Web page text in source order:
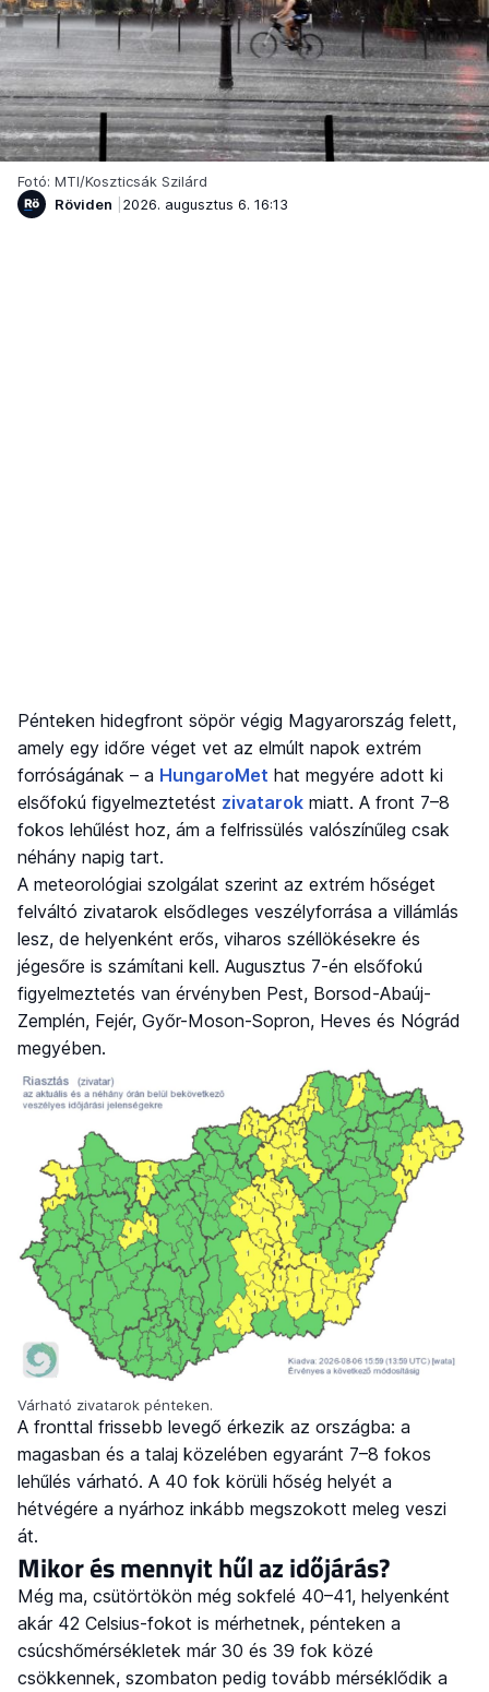
Fotó: MTI/Koszticsák Szilárd
Röviden
2026. augusztus 6. 16:13
Pénteken hidegfront söpör végig Magyarország felett,
amely egy időre véget vet az elmúlt napok extrém
forróságának – a HungaroMet hat megyére adott ki
elsőfokú figyelmeztetést zivatarok miatt. A front 7–8
fokos lehűlést hoz, ám a felfrissülés valószínűleg csak
néhány napig tart.
A meteorológiai szolgálat szerint az extrém hőséget
felváltó zivatarok elsődleges veszélyforrása a villámlás
lesz, de helyenként erős, viharos széllökésekre és
jégesőre is számítani kell. Augusztus 7-én elsőfokú
figyelmeztetés van érvényben Pest, Borsod-Abaúj-
Zemplén, Fejér, Győr-Moson-Sopron, Heves és Nógrád
megyében.
Várható zivatarok pénteken.
A fronttal frissebb levegő érkezik az országba: a
magasban és a talaj közelében egyaránt 7–8 fokos
lehűlés várható. A 40 fok körüli hőség helyét a
hétvégére a nyárhoz inkább megszokott meleg veszi
át.
Mikor és mennyit hűl az időjárás?
Még ma, csütörtökön még sokfelé 40–41, helyenként
akár 42 Celsius-fokot is mérhetnek, pénteken a
csúcshőmérsékletek már 30 és 39 fok közé
csökkennek, szombaton pedig tovább mérséklődik a